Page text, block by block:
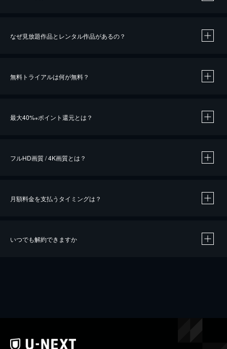
なぜ見放題作品とレンタル作品があるの？
無料トライアルは何が無料？
最大40%※ポイント還元とは？
※40％ポイント還元の対象は、クレジットカード決済による作品の購入 / レンタルです。
フルHD画質 / 4K画質とは？
月額料金を支払うタイミングは？
いつでも解約できますか